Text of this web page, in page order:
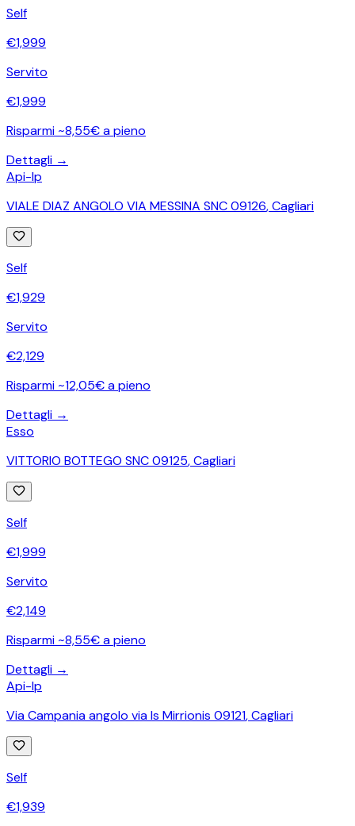
Self
€1,999
Servito
€1,999
Risparmi ~8,55€ a pieno
Dettagli →
Api-Ip
VIALE DIAZ ANGOLO VIA MESSINA SNC 09126,Cagliari
Self
€1,929
Servito
€2,129
Risparmi ~12,05€ a pieno
Dettagli →
Esso
VITTORIO BOTTEGO SNC 09125,Cagliari
Self
€1,999
Servito
€2,149
Risparmi ~8,55€ a pieno
Dettagli →
Api-Ip
Via Campania angolo via Is Mirrionis 09121,Cagliari
Self
€1,939